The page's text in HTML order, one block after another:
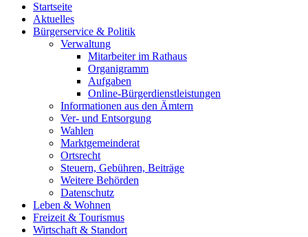
Startseite
Aktuelles
Bürgerservice & Politik
Verwaltung
Mitarbeiter im Rathaus
Organigramm
Aufgaben
Online-Bürgerdienstleistungen
Informationen aus den Ämtern
Ver- und Entsorgung
Wahlen
Marktgemeinderat
Ortsrecht
Steuern, Gebühren, Beiträge
Weitere Behörden
Datenschutz
Leben & Wohnen
Freizeit & Tourismus
Wirtschaft & Standort